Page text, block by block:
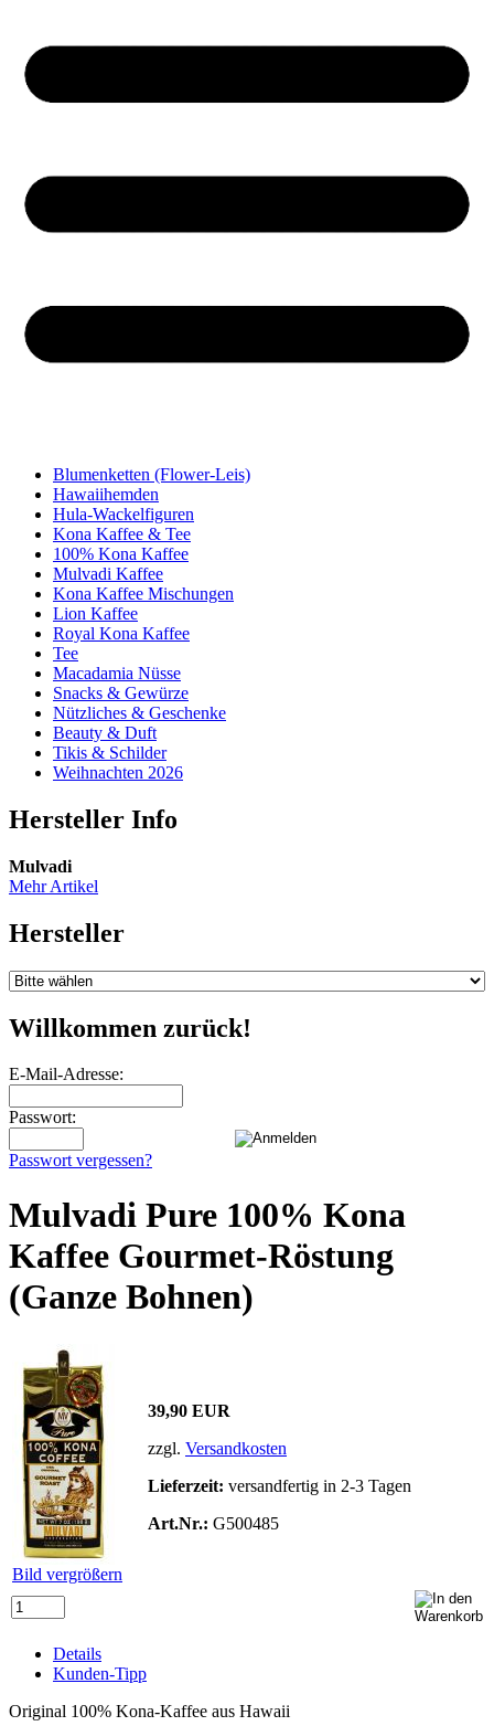
Blumenketten (Flower-Leis)
Hawaiihemden
Hula-Wackelfiguren
Kona Kaffee & Tee
100% Kona Kaffee
Mulvadi Kaffee
Kona Kaffee Mischungen
Lion Kaffee
Royal Kona Kaffee
Tee
Macadamia Nüsse
Snacks & Gewürze
Nützliches & Geschenke
Beauty & Duft
Tikis & Schilder
Weihnachten 2026
Hersteller Info
Mulvadi
Mehr Artikel
Hersteller
Willkommen zurück!
E-Mail-Adresse:
Passwort:
Passwort vergessen?
Mulvadi Pure 100% Kona
Kaffee Gourmet-Röstung
(Ganze Bohnen)
Bild vergrößern
39,90 EUR
zzgl. Versandkosten
Lieferzeit: versandfertig in 2-3 Tagen
Art.Nr.: G500485
Details
Kunden-Tipp
Original 100% Kona-Kaffee aus Hawaii